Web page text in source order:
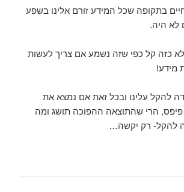
בתקופה שכל המידע זורם אלינו בשפע
לא היה.
לא כזה קל כפי שזה נשמע אם צריך לעשות
מידע!
להקל עלינו ובכל זאת אם נמצא את
פיפס, הרי שהתוצאה ההפוכה תושג ומה
להקל- רק יקשה…